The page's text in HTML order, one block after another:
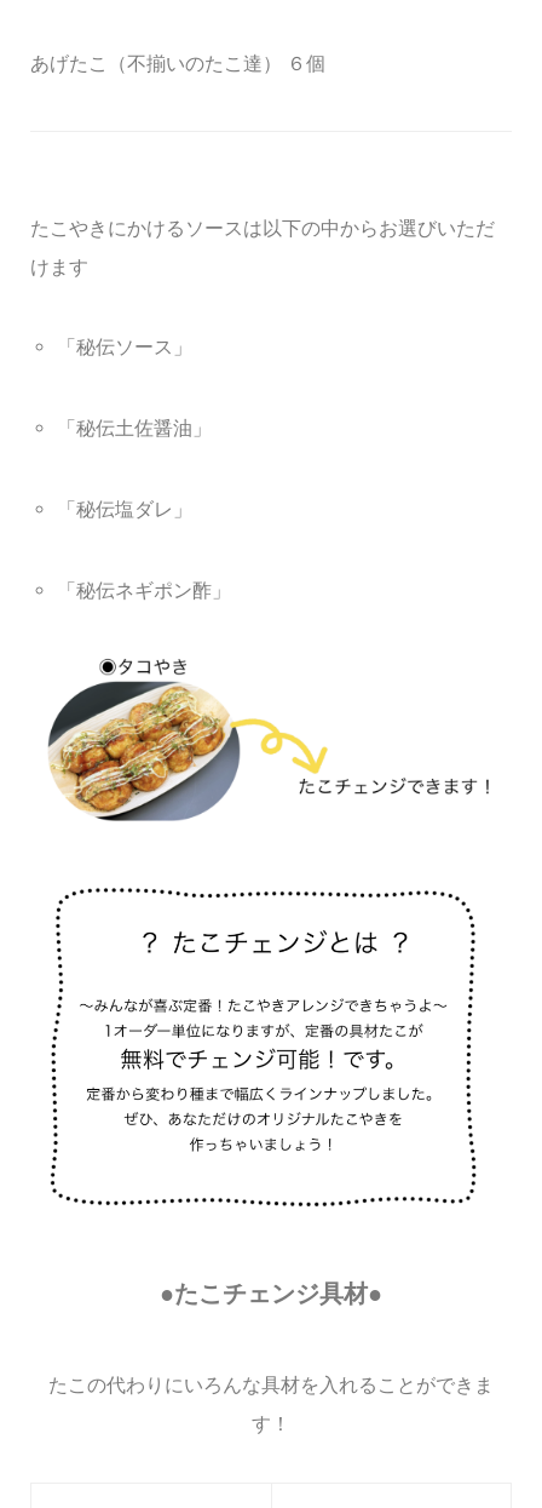
あげたこ（不揃いのたこ達） ６個
たこやきにかけるソースは以下の中からお選びいただ
けます
「秘伝ソース」
「秘伝土佐醤油」
「秘伝塩ダレ」
「秘伝ネギポン酢」
●たこチェンジ具材●
たこの代わりにいろんな具材を入れることができま
す！